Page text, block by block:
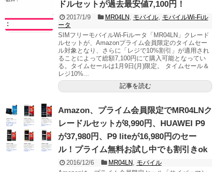
ドルセットが過去最安値7,100円！
2017/1/9 MR04LN, モバイル, モバイルWi-Fiル
ータ
SIMフリーモバイルWi-Fiルータ「MR04LN」クレード
ルセットが、Amazonプライム会員限定のタイムセー
ル対象となり、さらに「レジで10%割引」が適用され
ることによって総額7,100円にて購入可能となってい
る。タイムセールは1月9日(月)限定。 タイムセール＆
レジ10%...
記事を読む
Amazon、プライム会員限定でMR04LNク
レードルセットが8,990円、HUAWEI P9
が37,980円、P9 liteが16,980円のセー
ル！プライム無料お試し中でも割引きok
2016/12/6 MR04LN, モバイル